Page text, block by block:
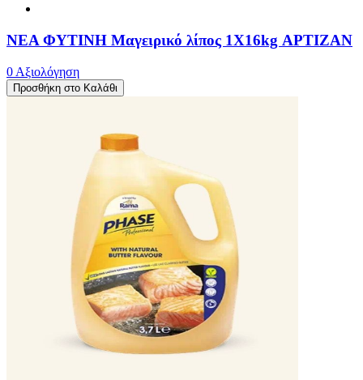
ΝΕΑ ΦΥΤΙΝΗ Μαγειρικό λίπος 1X16kg ΑΡΤΙΖΑΝ
0 Αξιολόγηση
Προσθήκη στο Καλάθι